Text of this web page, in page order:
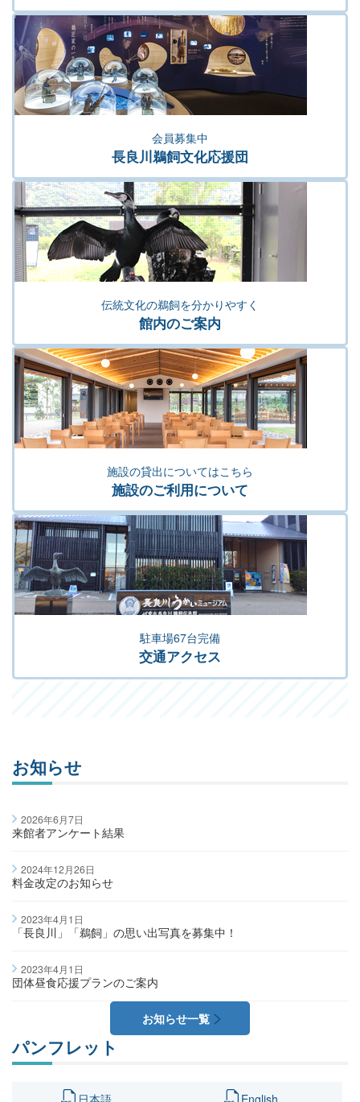
会員募集中
長良川鵜飼文化応援団
伝統文化の鵜飼を分かりやすく
館内のご案内
施設の貸出についてはこちら
施設のご利用について
駐車場67台完備
交通アクセス
お知らせ
来館者アンケート結果
2026年6月7日
料金改定のお知らせ
2024年12月26日
「長良川」「鵜飼」の思い出写真を募集中！
2023年4月1日
団体昼食応援プランのご案内
2023年4月1日
お知らせ一覧
パンフレット
日本語 English